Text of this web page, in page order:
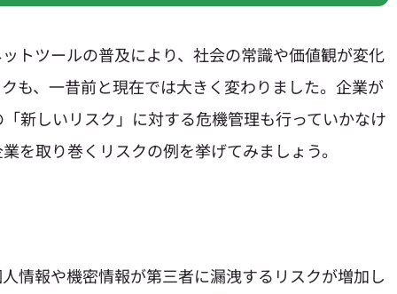
トツールの普及により、社会の常識や価値観が変化
も、一昔前と現在では大きく変わりました。企業が
新しいリスク」に対する危機管理も行っていかなけ
を取り巻くリスクの例を挙げてみましょう。
情報や機密情報が第三者に漏洩するリスクが増加し